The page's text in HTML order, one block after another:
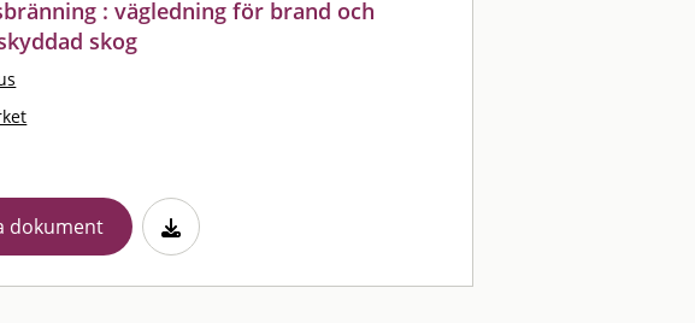
: vägledning för brand och
skog
dokument